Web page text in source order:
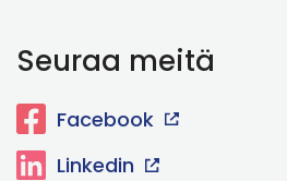
Seuraa meitä
Facebook
Linkedin